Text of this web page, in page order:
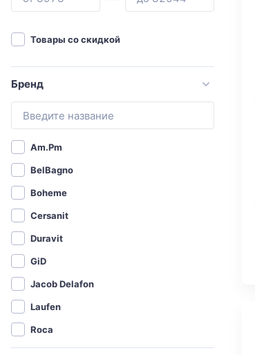
Товары со скидкой
Бренд
Am.Pm
BelBagno
Boheme
Cersanit
Duravit
GiD
Jacob Delafon
Laufen
Roca